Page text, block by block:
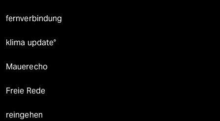
fernverbindung
klima update°
Mauerecho
Freie Rede
reingehen